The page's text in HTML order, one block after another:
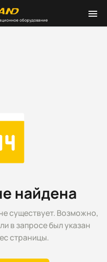
оборудование
найдена
существует. Возможно,
в запросе был указан
страницы.